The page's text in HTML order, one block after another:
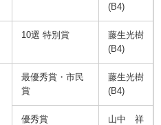
(B4)
10選 特別賞
藤生光樹
(B4)
最優秀賞・市民
賞
藤生光樹
(B4)
優秀賞
山中 祥